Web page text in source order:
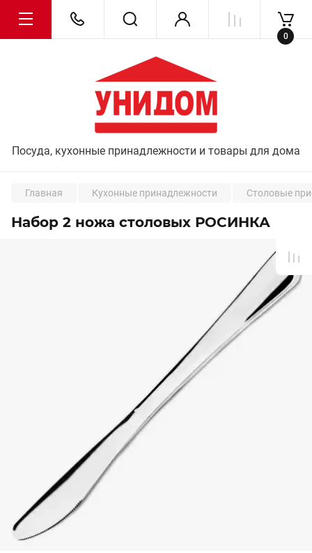
Посуда, кухонные принадлежности и товары для дома
0
Главная Кухонные принадлежности Столовые
Набор 2 ножа столовых РОСИНКА